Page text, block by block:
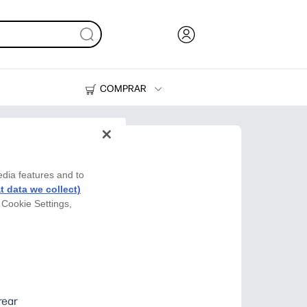
COMPRAR
Impresoras
features and to
data we collect)
Settings,